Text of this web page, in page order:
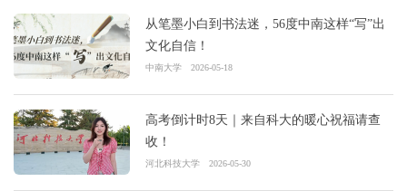
从笔墨小白到书法迷，56度中南这样“写”出
文化自信！
中南大学 2026-05-18
高考倒计时8天｜来自科大的暖心祝福请查
收！
河北科技大学 2026-05-30